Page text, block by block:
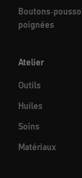
Boutons-
poignées
Atelier
Outils
Huiles
Soins
Matériaux